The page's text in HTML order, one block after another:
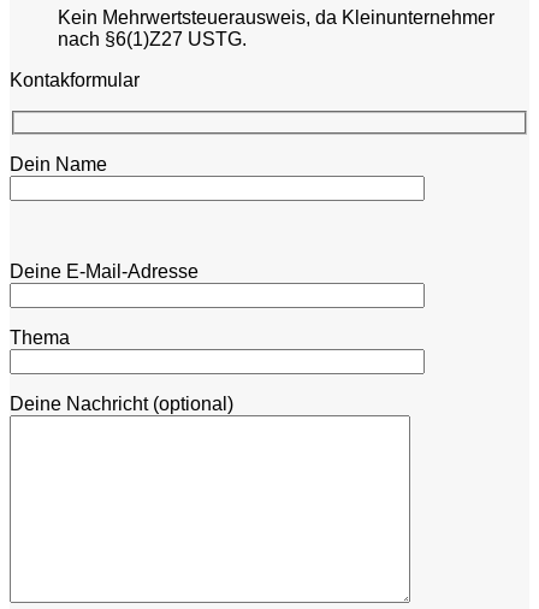
Kein Mehrwertsteuerausweis, da Kleinunternehmer
nach §6(1)Z27 USTG.
Kontakformular
Dein Name
Deine E-Mail-Adresse
Thema
Deine Nachricht (optional)